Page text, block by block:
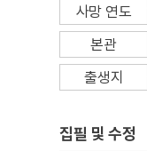
사망 연도
본관
출생지
집필 및 수정